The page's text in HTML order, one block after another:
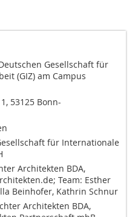
Gesellschaft für
(GIZ) am Campus
53125 Bonn-
für Interna­tionale
Architekten BDA,
Team: Esther
Beinhofer, Kathrin Schnur
Architekten BDA,